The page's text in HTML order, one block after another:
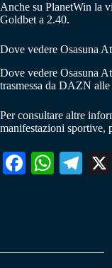
Anche su PlanetWin la
Goldbet a 2.40.
Dove vedere Osasuna
Dove vedere Osasuna
trasmessa da DAZN alle
Per consultare altre
manifestazioni sportive,
Fa W
pp
Te
m